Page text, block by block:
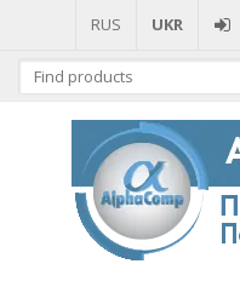
RUS UKR